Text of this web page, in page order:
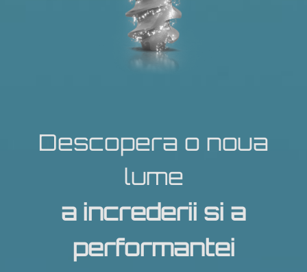
Descopera o noua
lume
a increderii si a
performantei